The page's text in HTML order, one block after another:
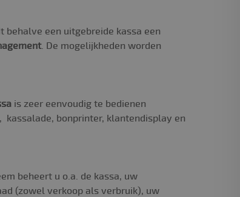
behalve een uitgebreide kassa een
. De mogelijkheden worden
is zeer eenvoudig te bedienen
kassalade, bonprinter, klantendisplay en
beheert u o.a. de kassa, uw
(zowel verkoop als verbruik), uw